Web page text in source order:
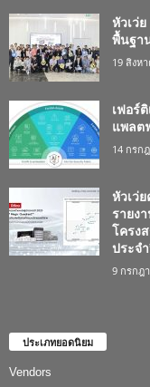
หัวเว่
พื้นฐา
19 สิงห
เฟอร์
แพลต
14 กรก
หัวเว่
รายง
โครง
ประจ
9 กรกฎ
ประเภทยอดนิยม
Vendors